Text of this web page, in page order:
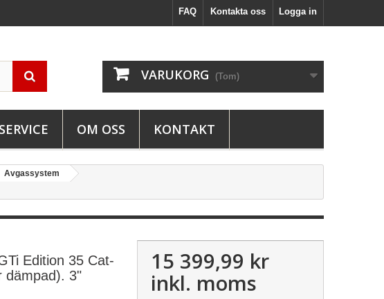
Logga in
Kontakta oss
FAQ
VARUKORG (Tom)
SERVICE OM OSS KONTAKT
Avgassystem
Edition 35 Cat-
dämpad). 3"
15 399,99 kr
inkl. moms